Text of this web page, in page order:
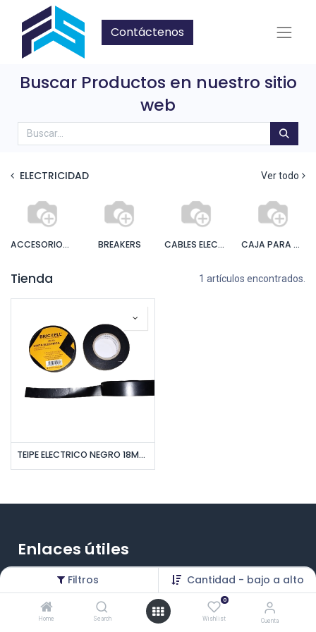
Filtros Cantidad - bajo a alto
Home Search
0
Wishlist Cuenta
Contáctenos
Buscar Productos en nuestro sitio
web
ELECTRICIDAD Ver todo
ACCESORIOS PARA LAMPARAS BREAKERS CABLES ELECTRICOS CAJA PARA BREAKERS
Tienda 1 artículos encontrados.
TEIPE ELECTRICO NEGRO 18MMx16MTS ESPESOR 0,18MM UNID BRICKELL
Enlaces útiles
Productos